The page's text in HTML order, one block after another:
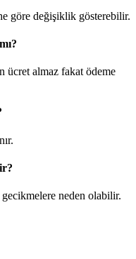
göre değişiklik gösterebilir.
ücret almaz fakat ödeme
neden olabilir.